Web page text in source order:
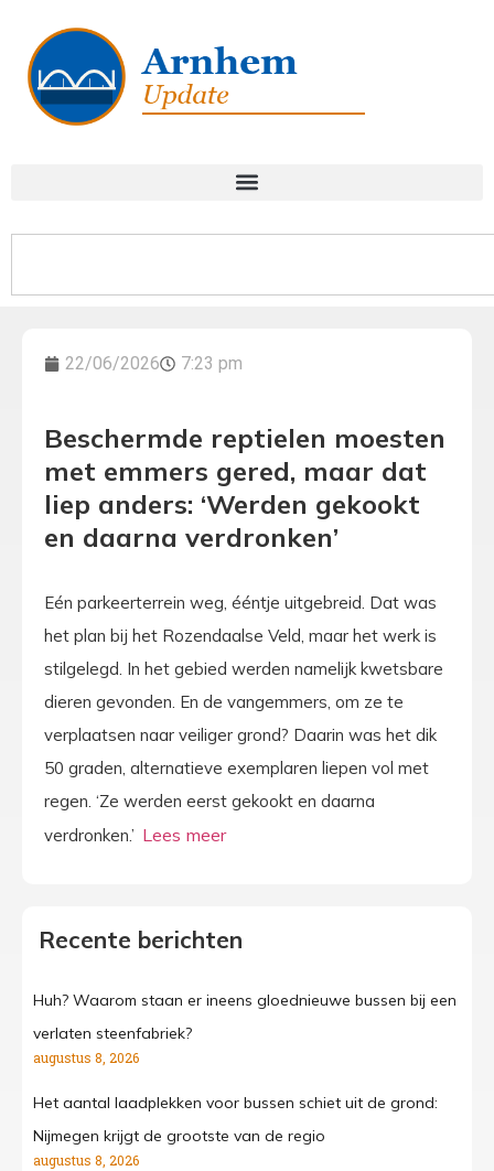
22/06/2026 7:23 pm
Beschermde reptielen moesten
met emmers gered, maar dat
liep anders: ‘Werden gekookt
en daarna verdronken’
Eén parkeerterrein weg, ééntje uitgebreid. Dat was
het plan bij het Rozendaalse Veld, maar het werk is
stilgelegd. In het gebied werden namelijk kwetsbare
dieren gevonden. En de vangemmers, om ze te
verplaatsen naar veiliger grond? Daarin was het dik
50 graden, alternatieve exemplaren liepen vol met
regen. ‘Ze werden eerst gekookt en daarna
verdronken.’
Recente berichten
Huh? Waarom staan er ineens gloednieuwe bussen bij een
verlaten steenfabriek?
augustus 8, 2026
Het aantal laadplekken voor bussen schiet uit de grond:
Nijmegen krijgt de grootste van de regio
augustus 8, 2026